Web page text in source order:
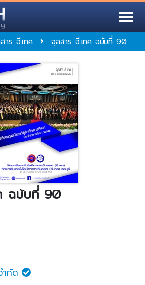
าร อี.เทค จุลสาร อี.เทค ฉบับที่ 90
ฉบับที่ 90
ำกัด